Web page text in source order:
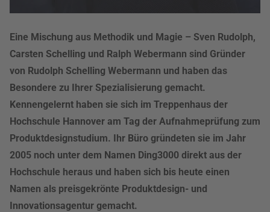
Eine Mischung aus Methodik und Magie – Sven Rudolph,
Carsten Schelling und Ralph Webermann sind Gründer
von Rudolph Schelling Webermann und haben das
Besondere zu Ihrer Spezialisierung gemacht.
Kennengelernt haben sie sich im Treppenhaus der
Hochschule Hannover am Tag der Aufnahmeprüfung zum
Produktdesignstudium. Ihr Büro gründeten sie im Jahr
2005 noch unter dem Namen Ding3000 direkt aus der
Hochschule heraus und haben sich bis heute einen
Namen als preisgekrönte Produktdesign- und
Innovationsagentur gemacht.